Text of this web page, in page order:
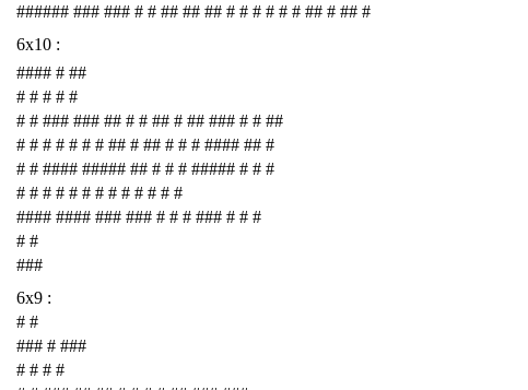
###### ### ### # # ## ## ## # # # # # # ## # ## #
6x10 :
#### # ##
# # # # #
# # ### ### ## # # ## # ## ### # # ##
# # # # # # # ## # ## # # # #### ## #
# # #### ##### ## # # # ##### # # #
# # # # # # # # # # # # #
#### #### ### ### # # # ### # # #
# #
###
6x9 :
# #
### # ###
# # # #